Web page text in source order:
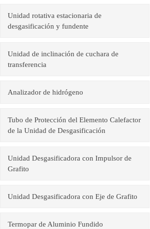
Unidad rotativa estacionaria de
desgasificación y fundente
Unidad de inclinación de cuchara de
transferencia
Analizador de hidrógeno
Tubo de Protección del Elemento Calefactor
de la Unidad de Desgasificación
Unidad Desgasificadora con Impulsor de
Grafito
Unidad Desgasificadora con Eje de Grafito
Termopar de Aluminio Fundido